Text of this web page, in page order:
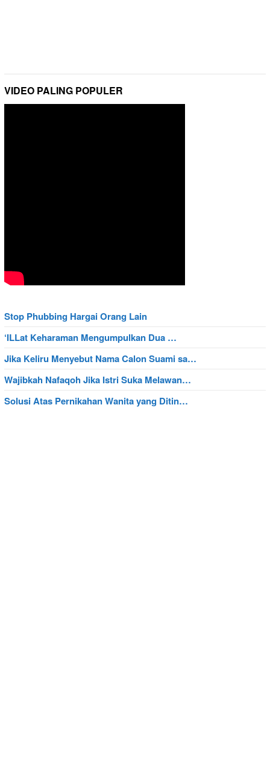
VIDEO PALING POPULER
Stop Phubbing Hargai Orang Lain
‘ILLat Keharaman Mengumpulkan Dua …
Jika Keliru Menyebut Nama Calon Suami sa…
Wajibkah Nafaqoh Jika Istri Suka Melawan…
Solusi Atas Pernikahan Wanita yang Ditin…